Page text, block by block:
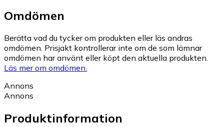
Omdömen
Berätta vad du tycker om produkten eller läs andras
omdömen. Prisjakt kontrollerar inte om de som lämnar
omdömen har använt eller köpt den aktuella produkten.
Läs mer om omdömen.
Annons
Annons
Produktinformation